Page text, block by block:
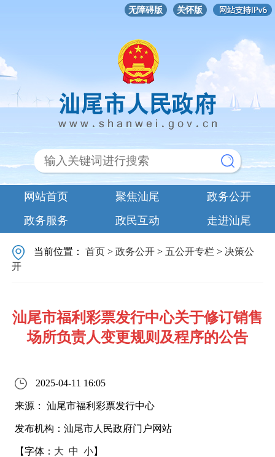
无障碍版 关怀版
网站首页 聚焦汕尾
政务公开
政务服务
政民互动 走进汕尾
当前位置：首页 >政务公开 > 五公开专栏 > 决策公
开
汕尾市福利彩票发行中心关于修订销售
场所负责人变更规则及程序的公告
2025-04-11 16:05
来源： 汕尾市福利彩票发行中心
发布机构：汕尾市人民政府门户网站
【字体： 大 中 小】